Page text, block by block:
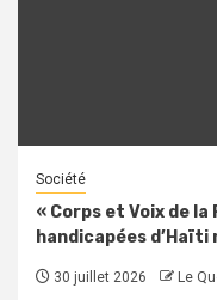
Société
« Corps et Voix de
handicapées
30 juillet 2026 Le